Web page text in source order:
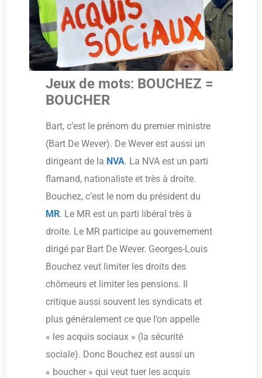
Jeux de mots: BOUCHEZ =
BOUCHER
Bart, c’est le prénom du premier ministre
(Bart De Wever). De Wever est aussi un
dirigeant de la NVA. La NVA est un parti
flamand, nationaliste et très à droite.
Bouchez, c’est le nom du président du
MR. Le MR est un parti libéral très à
droite. Le MR participe au gouvernement
dirigé par Bart De Wever. Georges-Louis
Bouchez veut limiter les droits des
chômeurs et limiter les pensions. Il
critique aussi souvent les syndicats et
plus généralement ce que l’on appelle
« les acquis sociaux » (la sécurité
sociale). Donc Bouchez est aussi un
« boucher » qui veut tuer les acquis